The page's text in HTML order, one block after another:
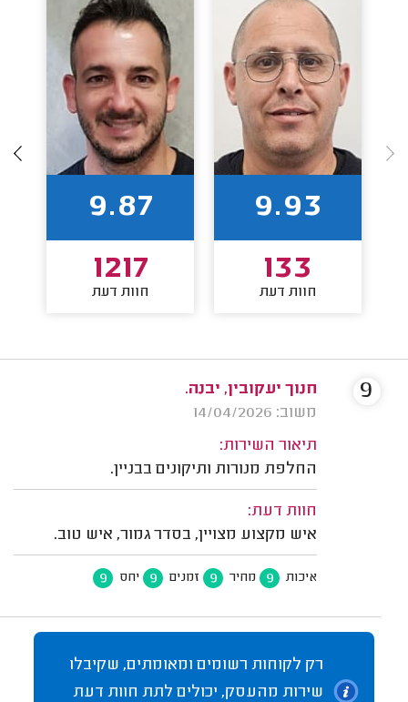
9.93
133
חוות דעת
9.87
1217
חוות דעת
חנוך יעקובין, יבנה.
משוב: 14/04/2026
תיאור השירות:
החלפת מנורות ותיקונים בבניין.
חוות דעת:
איש מקצוע מצויין, בסדר גמור, איש טוב.
איכות 9 מחיר 9 זמנים 9 יחס 9
9
רק לקוחות רשומים ומאומתים, שקיבלו
שירות מהעסק, יכולים לתת חוות דעת